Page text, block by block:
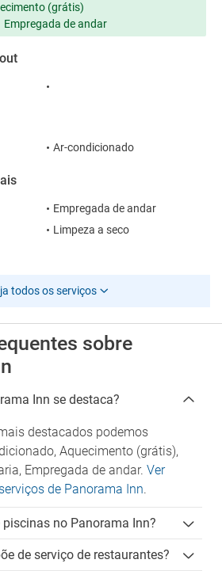
(grátis)
Empregada de andar
Ar-condicionado
Empregada de andar
Limpeza a seco
todos os serviços
sobre
Inn se destaca?
destacados podemos
Aquecimento (grátis),
Empregada de andar. Ver
de Panorama Inn.
no Panorama Inn?
de serviço de restaurantes?